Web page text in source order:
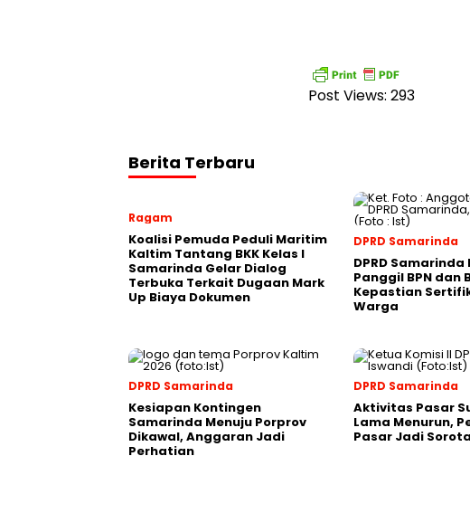
Post Views: 293
Berita Terbaru
Ragam
Koalisi Pemuda Peduli Maritim
Kaltim Tantang BKK Kelas I
Samarinda Gelar Dialog
Terbuka Terkait Dugaan Mark
Up Biaya Dokumen
DPRD Samarinda
DPRD
Panggil BPN dan
Kepastian
Warga
DPRD Samarinda
Kesiapan Kontingen
Samarinda Menuju Porprov
Dikawal, Anggaran Jadi
Perhatian
DPRD Samarinda
Aktivitas Pasar
Lama Menurun,
Pasar Jadi